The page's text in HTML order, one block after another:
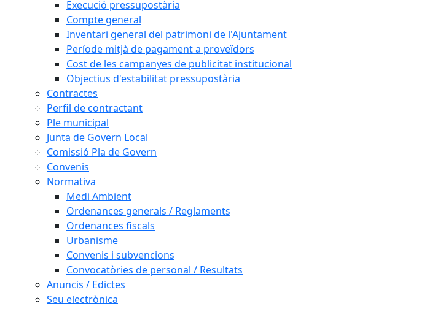
Execució pressupostària
Compte general
Inventari general del patrimoni de l'Ajuntament
Període mitjà de pagament a proveïdors
Cost de les campanyes de publicitat institucional
Objectius d'estabilitat pressupostària
Contractes
Perfil de contractant
Ple municipal
Junta de Govern Local
Comissió Pla de Govern
Convenis
Normativa
Medi Ambient
Ordenances generals / Reglaments
Ordenances fiscals
Urbanisme
Convenis i subvencions
Convocatòries de personal / Resultats
Anuncis / Edictes
Seu electrònica